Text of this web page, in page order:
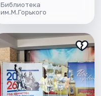
Библиотека
им.М.Горького